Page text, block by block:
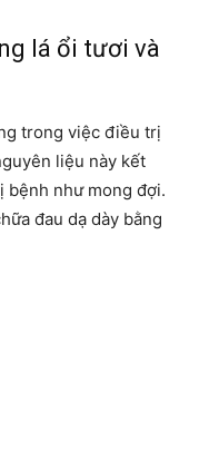
lá ổi tươi và
trong việc điều trị
liệu này kết
bệnh như mong đợi.
đau dạ dày bằng